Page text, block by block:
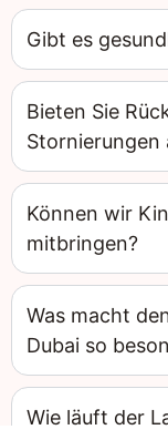
Gibt es
Bieten Sie
Stornierungen
Können wir
mitbringen?
Was macht
Dubai so
Wie läuft der